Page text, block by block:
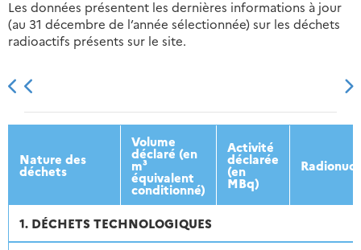
Les données présentent les dernières informations à jour
(au 31 décembre de l’année sélectionnée) sur les déchets
radioactifs présents sur le site.
2013 2014 2015 2016
Nature des
déchets
Volume
déclaré (en
m³
équivalent
conditionné)
Activité
déclarée
(en
MBq)
1. DÉCHETS TECHNOLOGIQUES